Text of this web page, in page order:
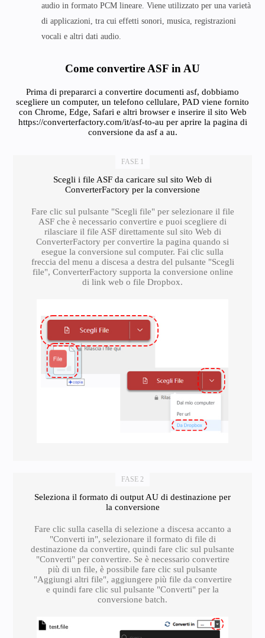
audio in formato PCM lineare. Viene utilizzato per una varietà
di applicazioni, tra cui effetti sonori, musica, registrazioni
vocali e altri dati audio.
Come convertire ASF in AU
Prima di prepararci a convertire documenti asf, dobbiamo
scegliere un computer, un telefono cellulare, PAD viene fornito
con Chrome, Edge, Safari e altri browser e inserire il sito Web
https://converterfactory.com/it/asf-to-au per aprire la pagina di
conversione da asf a au.
FASE 1
Scegli i file ASF da caricare sul sito Web di
ConverterFactory per la conversione
Fare clic sul pulsante "Scegli file" per selezionare il file
ASF che è necessario convertire e puoi scegliere di
rilasciare il file ASF direttamente sul sito Web di
ConverterFactory per convertire la pagina quando si
esegue la conversione sul computer. Fai clic sulla
freccia del menu a discesa a destra del pulsante "Scegli
file", ConverterFactory supporta la conversione online
di link web o file Dropbox.
FASE 2
Seleziona il formato di output AU di destinazione per
la conversione
Fare clic sulla casella di selezione a discesa accanto a
"Converti in", selezionare il formato di file di
destinazione da convertire, quindi fare clic sul pulsante
"Converti" per convertire. Se è necessario convertire
più di un file, è possibile fare clic sul pulsante
"Aggiungi altri file", aggiungere più file da convertire
e quindi fare clic sul pulsante "Converti" per la
conversione batch.